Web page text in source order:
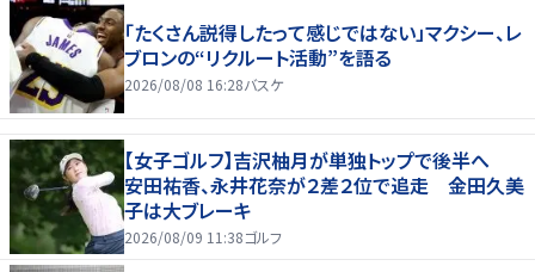
「たくさん説得したって感じではない」マクシー、レ
ブロンの“リクルート活動”を語る
2026/08/08 16:28バスケ
【女子ゴルフ】吉沢柚月が単独トップで後半へ
安田祐香、永井花奈が２差２位で追走 金田久美
子は大ブレーキ
2026/08/09 11:38ゴルフ